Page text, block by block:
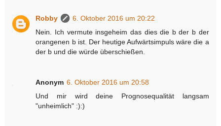
Robby
6. Oktober 2016 um 20:22
Nein. Ich vermute insgeheim das dies die b der b der
orangenen b ist. Der heutige Aufwärtsimpuls wäre die a
der b und die würde überschießen.
Anonym 6. Oktober 2016 um 20:58
Und mir wird deine Prognosequalität langsam
"unheimlich" :):)